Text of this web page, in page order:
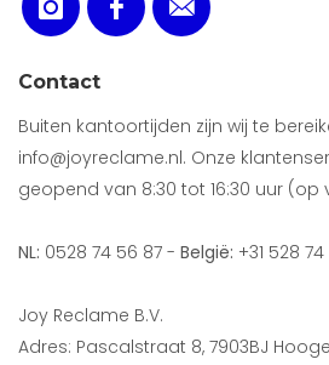
Contact
Buiten kantoortijden zijn wij te
info@joyreclame.nl. Onze
geopend van 8:30 tot 16:30 uur (op
NL: 0528 74 56 87 - België: +31 528
Joy Reclame B.V.
Adres: Pascalstraat 8, 7903BJ